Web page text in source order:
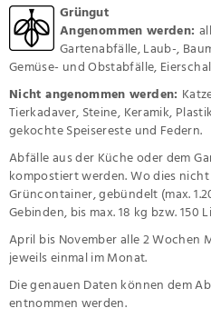
Grüngut
Angenommen werden:
Gartenabfälle, Laub-,
Gemüse- und Obstabfälle,
Nicht angenommen werden:
Tierkadaver, Steine, Keramik,
gekochte Speisereste und Federn.
Abfälle aus der Küche oder dem
kompostiert werden. Wo dies
Grüncontainer, gebündelt (max.
Gebinden, bis max. 18 kg bzw.
April bis November alle 2 Wochen
jeweils einmal im Monat.
Die genauen Daten können dem
entnommen werden.